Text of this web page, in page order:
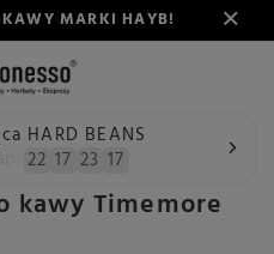
MARKI HAYB!
HARD BEANS
22 17 23 16
Recenzja młynka do kawy
kawy Timemore